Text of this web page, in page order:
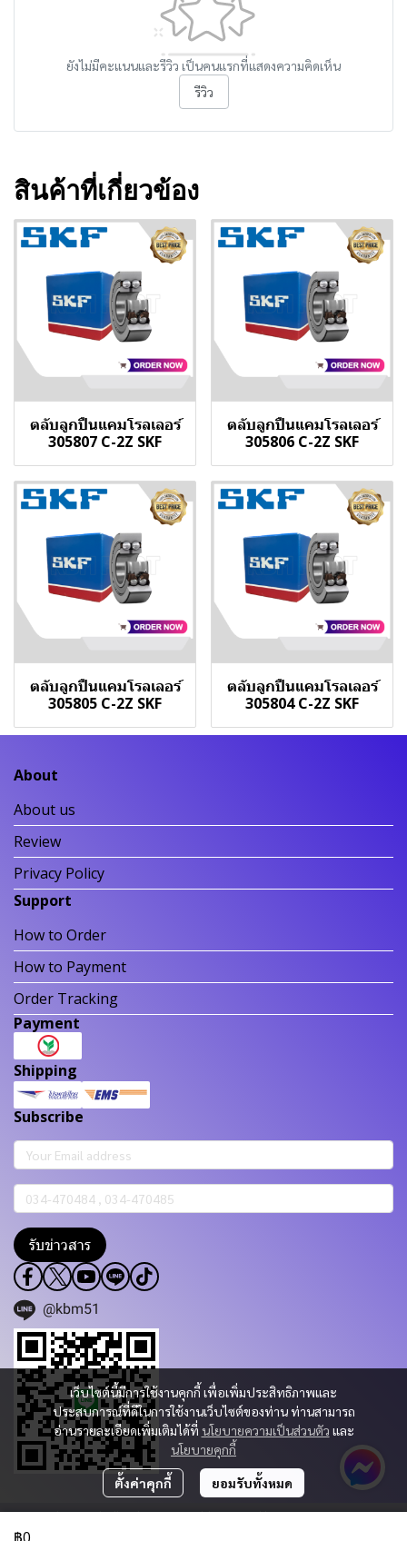
ยังไม่มีคะแนนและรีวิว เป็นคนแรกที่แสดงความคิดเห็น
รีวิว
สินค้าที่เกี่ยวข้อง
ตลับลูกปืนแคมโรลเลอร์
305807 C-2Z SKF
ตลับลูกปืนแคมโรลเลอร์
305806 C-2Z SKF
ตลับลูกปืนแคมโรลเลอร์
305805 C-2Z SKF
ตลับลูกปืนแคมโรลเลอร์
305804 C-2Z SKF
เว็บไซต์นี้มีการใช้งานคุกกี้ เพื่อเพิ่มประสิทธิภาพและ
ประสบการณ์ที่ดีในการใช้งานเว็บไซต์ของท่าน ท่านสามารถ
อ่านรายละเอียดเพิ่มเติมได้ที่ นโยบายความเป็นส่วนตัว และ
นโยบายคุกกี้
ตั้งค่าคุกกี้ ยอมรับทั้งหมด
About
About us
Review
Privacy Policy
Support
How to Order
How to Payment
Order Tracking
Payment
Shipping
Subscribe
รับข่าวสาร
@kbm51
Copyright 2023 | All Rights Reserved | Powered by KBM PART & TRADING